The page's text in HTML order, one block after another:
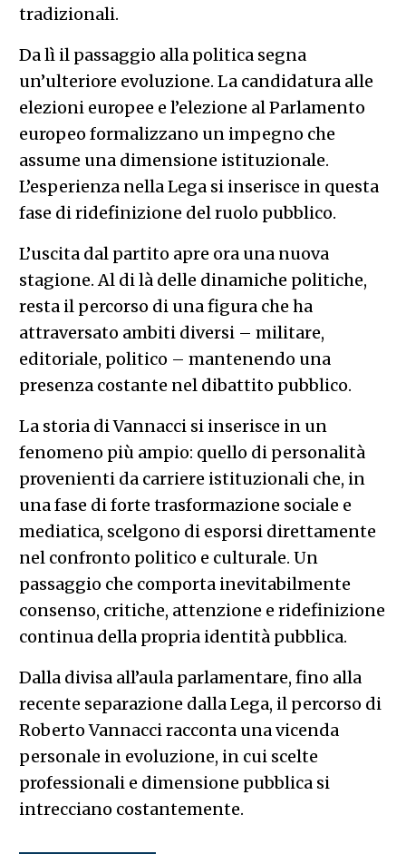
tradizionali.
Da lì il passaggio alla politica segna
un’ulteriore evoluzione. La candidatura alle
elezioni europee e l’elezione al Parlamento
europeo formalizzano un impegno che
assume una dimensione istituzionale.
L’esperienza nella Lega si inserisce in questa
fase di ridefinizione del ruolo pubblico.
L’uscita dal partito apre ora una nuova
stagione. Al di là delle dinamiche politiche,
resta il percorso di una figura che ha
attraversato ambiti diversi – militare,
editoriale, politico – mantenendo una
presenza costante nel dibattito pubblico.
La storia di Vannacci si inserisce in un
fenomeno più ampio: quello di personalità
provenienti da carriere istituzionali che, in
una fase di forte trasformazione sociale e
mediatica, scelgono di esporsi direttamente
nel confronto politico e culturale. Un
passaggio che comporta inevitabilmente
consenso, critiche, attenzione e ridefinizione
continua della propria identità pubblica.
Dalla divisa all’aula parlamentare, fino alla
recente separazione dalla Lega, il percorso di
Roberto Vannacci racconta una vicenda
personale in evoluzione, in cui scelte
professionali e dimensione pubblica si
intrecciano costantemente.